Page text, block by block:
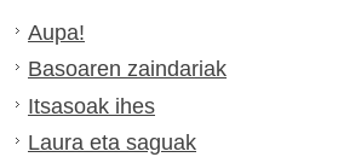
Aupa!
Basoaren zaindariak
Itsasoak ihes
Laura eta saguak